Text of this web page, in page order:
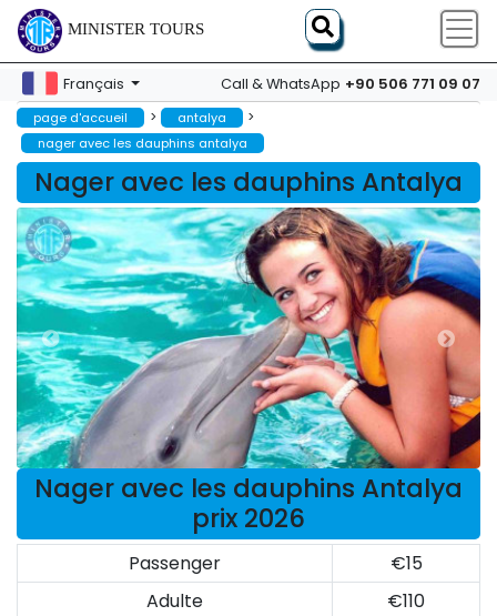
MINISTER TOURS
Français Call & WhatsApp +90 506 771 09 07
page d'accueil > antalya >
nager avec les dauphins antalya
Nager avec les dauphins Antalya
Nager avec les dauphins Antalya
prix 2026
Passenger
€15
Adulte
€110